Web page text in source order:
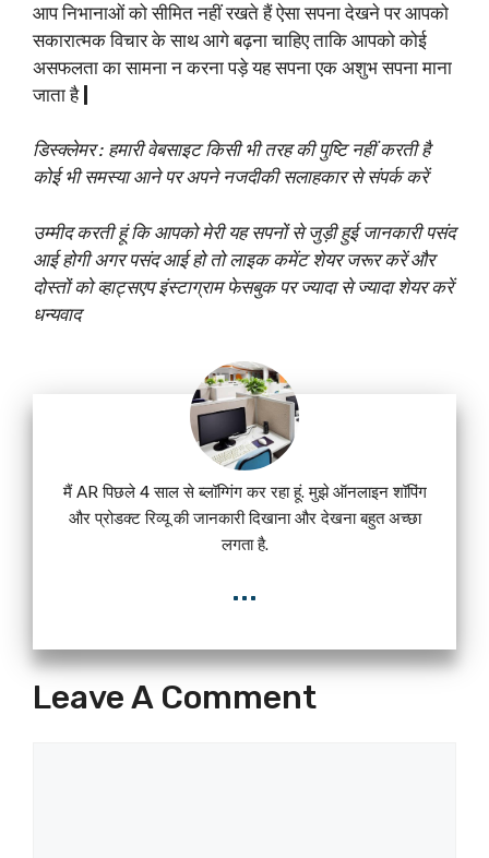
आप निभानाओं को सीमित नहीं रखते हैं ऐसा सपना देखने पर आपको
सकारात्मक विचार के साथ आगे बढ़ना चाहिए ताकि आपको कोई
असफलता का सामना न करना पड़े यह सपना एक अशुभ सपना माना
जाता है|
डिस्क्लेमर : हमारी वेबसाइट किसी भी तरह की पुष्टि नहीं करती है
कोई भी समस्या आने पर अपने नजदीकी सलाहकार से संपर्क करें
उम्मीद करती हूं कि आपको मेरी यह सपनों से जुड़ी हुई जानकारी पसंद
आई होगी अगर पसंद आई हो तो लाइक कमेंट शेयर जरूर करें और
दोस्तों को व्हाट्सएप इंस्टाग्राम फेसबुक पर ज्यादा से ज्यादा शेयर करें
धन्यवाद
मैं AR पिछले 4 साल से ब्लॉग्गिंग कर रहा हूं. मुझे ऑनलाइन शॉपिंग
और प्रोडक्ट रिव्यू की जानकारी दिखाना और देखना बहुत अच्छा
लगता है.
...
Leave A Comment